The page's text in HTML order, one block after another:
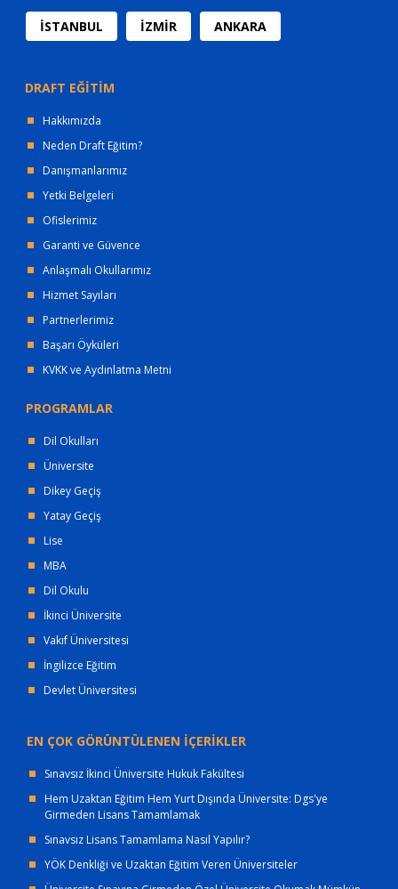
İSTANBUL İZMİR ANKARA
DRAFT EĞİTİM
Hakkımızda
Neden Draft Eğitim?
Danışmanlarımız
Yetki Belgeleri
Ofislerimiz
Garanti ve Güvence
Anlaşmalı Okullarımız
Hizmet Sayıları
Partnerlerimiz
Başarı Öyküleri
KVKK ve Aydınlatma Metni
PROGRAMLAR
Dil Okulları
Üniversite
Dikey Geçiş
Yatay Geçiş
Lise
MBA
Dil Okulu
İkinci Üniversite
Vakıf Üniversitesi
İngilizce Eğitim
Devlet Üniversitesi
EN ÇOK GÖRÜNTÜLENEN İÇERİKLER
Sınavsız İkinci Üniversite Hukuk Fakültesi
Hem Uzaktan Eğitim Hem Yurt Dışında Üniversite: Dgs'ye
Girmeden Lisans Tamamlamak
Sınavsız Lisans Tamamlama Nasıl Yapılır?
YÖK Denkliği ve Uzaktan Eğitim Veren Üniversiteler